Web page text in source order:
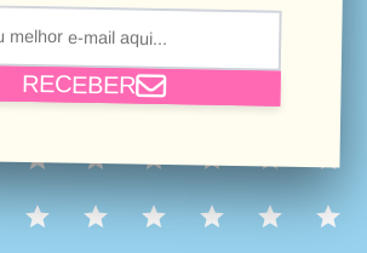
RECEBER